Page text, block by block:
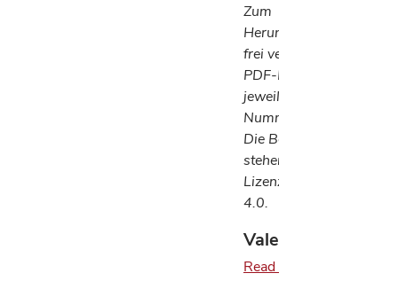
Zum
Herunterladen der
frei verfügbaren
PDF-Dateien die
jeweilige doi-
Nummer aufrufen.
Die Beiträge
stehen unter der
Lizenz CC-BY-SA
4.0.
Valentinus…
Read more